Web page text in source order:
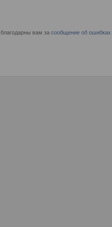
вам за сообщение об ошибках